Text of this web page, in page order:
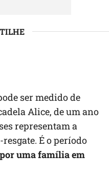
ser medido de
Alice, de um ano
representam a
É o período
uma família em